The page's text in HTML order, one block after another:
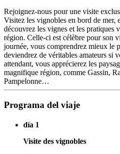
Rejoignez-nous pour une visite
Visitez les vignobles en bord de mer,
découvrez les vignes et les pratiques
région. Celle-ci est célèbre pour son
journée, vous comprendrez mieux le
deviendrez de véritables amateurs si
attendant, vous apprécierez les
magnifique région, comme Gassin,
Pampelonne…
Programa del viaje
día 1
Visite des vignobles